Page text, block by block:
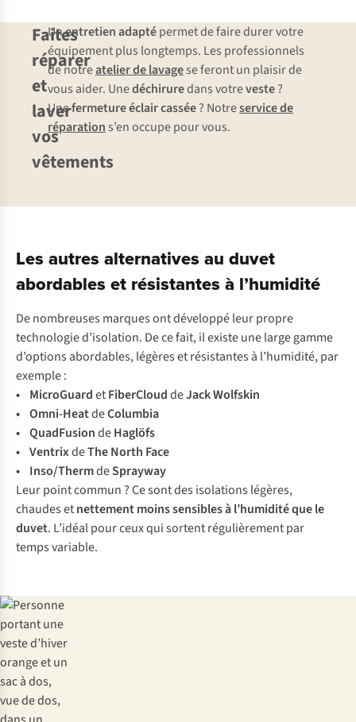
Faites
réparer
et
laver
vos
vêtements
Unentretien adaptépermet de faire durer votre
équipement plus longtemps. Les professionnels
de notreatelier de lavagese feront un plaisir de
vous aider. Unedéchiruredans votreveste?
Unefermeture éclair cassée? Notreservice de
réparation s’en occupe pour vous.
Les autres alternatives au duvet
abordables et résistantes à l’humidité
De nombreuses marques ont développé leur propre
technologie d’isolation. De ce fait, il existe une large gamme
d’options abordables, légères et résistantes à l’humidité, par
exemple :
• MicroGuardetFiberClouddeJack Wolfskin
• Omni-HeatdeColumbia
• QuadFusiondeHaglöfs
• VentrixdeThe North Face
• Inso/ThermdeSprayway
Leur point commun ? Ce sont des isolations légères,
chaudes etnettement moins sensibles à l’humidité que le
duvet. L’idéal pour ceux qui sortent régulièrement par
temps variable.